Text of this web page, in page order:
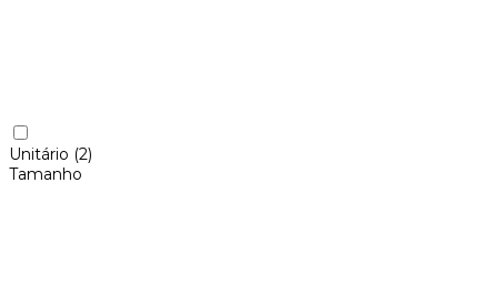
Unitário (2)
Tamanho